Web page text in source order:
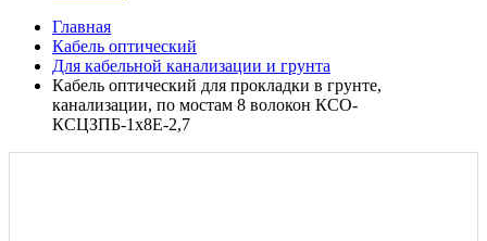
Главная
Кабель оптический
Для кабельной канализации и грунта
Кабель оптический для прокладки в грунте,
канализации, по мостам 8 волокон КСО-
КСЦЗПБ-1х8Е-2,7